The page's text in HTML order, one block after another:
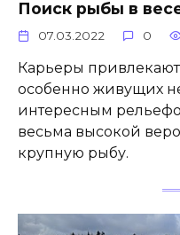
Поиск рыбы в
07.03.2022 0
Карьеры
особенно живущих
интересным
весьма высокой
крупную рыбу.